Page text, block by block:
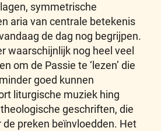
symmetrische
aria van centrale betekenis
de dag nog begrijpen.
waarschijnlijk nog heel veel
om de Passie te ‘lezen’ die
goed kunnen
liturgische muziek hing
geschriften, die
preken beïnvloedden. Het